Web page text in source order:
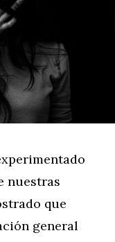
nuestras
que
general